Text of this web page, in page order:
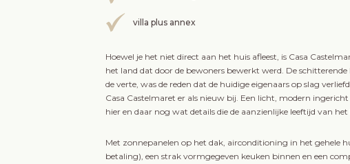
villa plus annex
Hoewel je het niet direct aan het huis afleest, is Casa
het land dat door de bewoners bewerkt werd. De
de verte, was de reden dat de huidige eigenaars op slag
Casa Castelmaret er als nieuw bij. Een licht, modern
hier en daar nog wat details die de aanzienlijke leeftijd van het
Met zonnepanelen op het dak, airconditioning in het gehele
betaling), een strak vormgegeven keuken binnen en een